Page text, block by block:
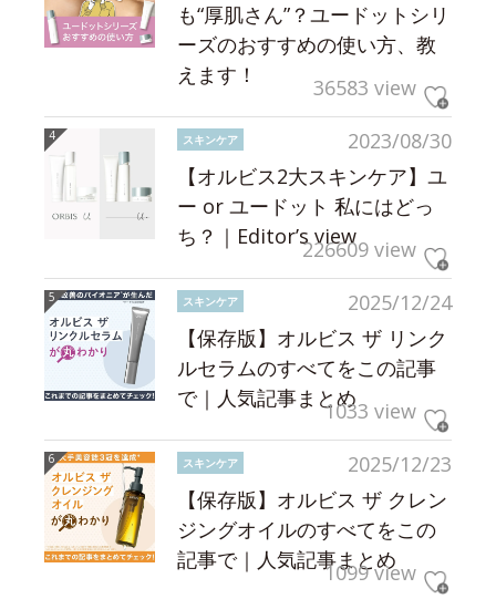
も“厚肌さん”？ユードットシリ
ーズのおすすめの使い方、教
えます！
36583 view
2023/08/30
スキンケア
【オルビス2大スキンケア】ユ
ー or ユードット 私にはどっ
ち？｜Editor’s view226609 view
2025/12/24
スキンケア
【保存版】オルビス ザ リンク
ルセラムのすべてをこの記事
で｜人気記事まとめ1033 view
2025/12/23
スキンケア
【保存版】オルビス ザ クレン
ジングオイルのすべてをこの
記事で｜人気記事まとめ
1099 view